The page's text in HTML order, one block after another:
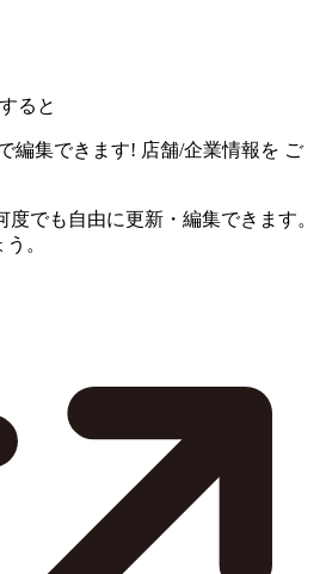
ると
編集できます! 店舗/企業情報を ご
でも自由に更新・編集できます。
。